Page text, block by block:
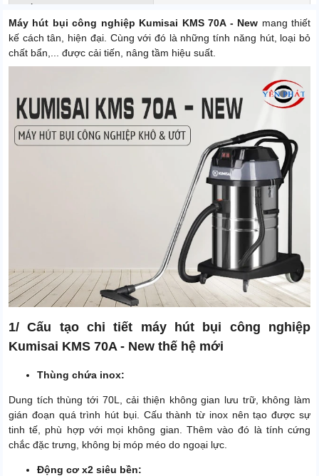
Xuất xứ
Máy hút bụi công nghiệp Kumisai KMS 70A - New mang thiết
kế cách tân, hiện đại. Cùng với đó là những tính năng hút, loại bỏ
chất bẩn,... được cải tiến, nâng tầm hiệu suất.
1/ Cấu tạo chi tiết máy hút bụi công nghiệp
Kumisai KMS 70A - New thế hệ mới
Thùng chứa inox:
Dung tích thùng tới 70L, cải thiện không gian lưu trữ, không làm
gián đoạn quá trình hút bụi. Cấu thành từ inox nên tạo được sự
tinh tế, phù hợp với mọi không gian. Thêm vào đó là tính cứng
chắc đặc trưng, không bị móp méo do ngoại lực.
Động cơ x2 siêu bền: